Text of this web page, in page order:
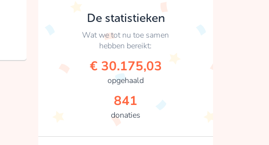
De statistieken
Wat we tot nu toe samen
hebben bereikt:
€ 30.175,03
opgehaald
841
donaties